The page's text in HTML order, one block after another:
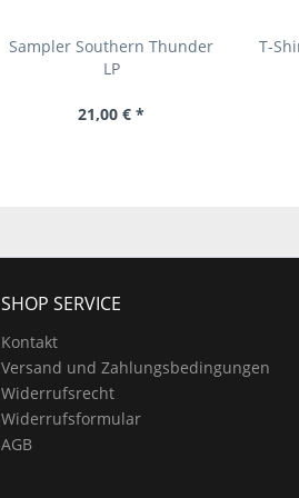
Sampler Southern Thunder
LP
21,00 € *
T-
SHOP SERVICE
Kontakt
Versand und Zahlungsbedingungen
Widerrufsrecht
Widerrufsformular
AGB